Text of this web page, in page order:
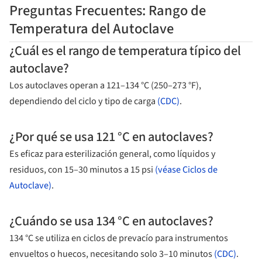
Preguntas Frecuentes: Rango de
Temperatura del Autoclave
¿Cuál es el rango de temperatura típico del
autoclave?
Los autoclaves operan a 121–134 °C (250–273 °F),
dependiendo del ciclo y tipo de carga (CDC).
¿Por qué se usa 121 °C en autoclaves?
Es eficaz para esterilización general, como líquidos y
residuos, con 15–30 minutos a 15 psi (véase Ciclos de
Autoclave).
¿Cuándo se usa 134 °C en autoclaves?
134 °C se utiliza en ciclos de prevacío para instrumentos
envueltos o huecos, necesitando solo 3–10 minutos(CDC).